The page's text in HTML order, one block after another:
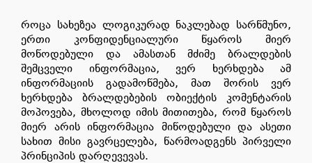
როცა სახეზეა ლოგიკურად ნაკლებად სარწმუნო,
ერთი კონფიდენციალური წყაროს მიერ
მოწოდებული და ამასთან მძიმე ბრალდების
შემცველი ინფორმაცია, ვერ ხერხდება ამ
ინფორმაციის გადამოწმება, მათ შორის ვერ
ხერხდება ბრალდებების ობიექტის კომენტარის
მოპოვება, მხოლოდ იმის მითითება, რომ წყაროს
მიერ არის ინფორმაცია მიწოდებული და ასეთი
სახით მისი გავრცელება, წარმოადგენს პირველი
პრინციპის დარღევევას.